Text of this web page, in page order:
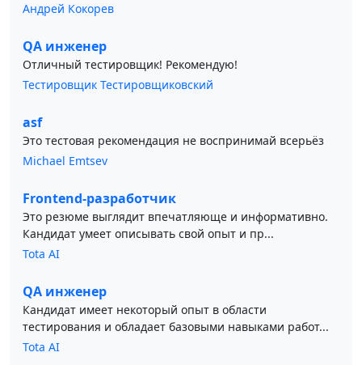
Андрей Кокорев
QA инженер
Отличный тестировщик! Рекомендую!
Тестировщик Тестировщиковский
asf
Это тестовая рекомендация не воспринимай всерьёз
Michael Emtsev
Frontend-разработчик
Это резюме выглядит впечатляюще и информативно.
Кандидат умеет описывать свой опыт и пр...
Tota AI
QA инженер
Кандидат имеет некоторый опыт в области
тестирования и обладает базовыми навыками работ...
Tota AI